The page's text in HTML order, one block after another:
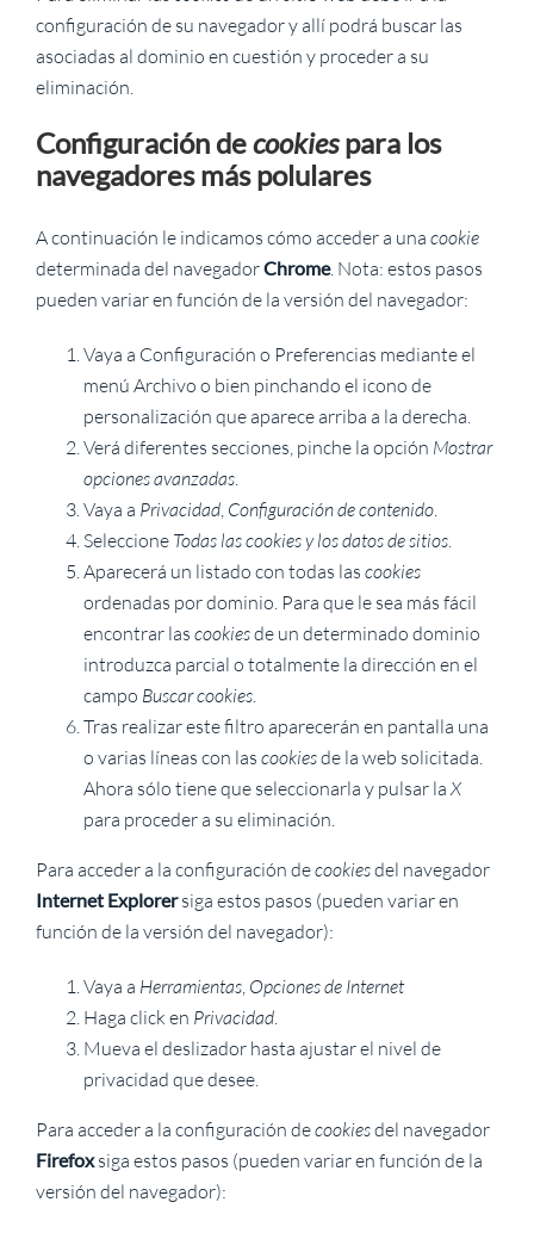
configuración de su navegador y allí podrá buscar las
asociadas al dominio en cuestión y proceder a su
eliminación.
Configuración decookiespara los
navegadores más polulares
A continuación le indicamos cómo acceder a una cookie
determinada del navegadorChrome. Nota: estos pasos
pueden variar en función de la versión del navegador:
Vaya a Configuración o Preferencias mediante el
menú Archivo o bien pinchando el icono de
personalización que aparece arriba a la derecha.
Verá diferentes secciones, pinche la opción Mostrar
opciones avanzadas.
Vaya a Privacidad, Configuración de contenido.
Seleccione Todas lascookiesy los datos de sitios.
Aparecerá un listado con todas las cookies
ordenadas por dominio. Para que le sea más fácil
encontrar las cookiesde un determinado dominio
introduzca parcial o totalmente la dirección en el
campo Buscar cookies.
Tras realizar este filtro aparecerán en pantalla una
o varias líneas con las cookiesde la web solicitada.
Ahora sólo tiene que seleccionarla y pulsar laX
para proceder a su eliminación.
Para acceder a la configuración decookiesdel navegador
Internet Explorersiga estos pasos (pueden variar en
función de la versión del navegador):
Vaya a Herramientas, Opciones de Internet
Haga click en Privacidad.
Mueva el deslizador hasta ajustar el nivel de
privacidad que desee.
Para acceder a la configuración decookiesdel navegador
Firefoxsiga estos pasos (pueden variar en función de la
versión del navegador):